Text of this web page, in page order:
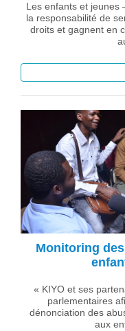
Les enfants et jeunes
la responsabilité de
droits et gagnent en
Monitoring
« KIYO et ses
parlementaires
dénonciation des
aux